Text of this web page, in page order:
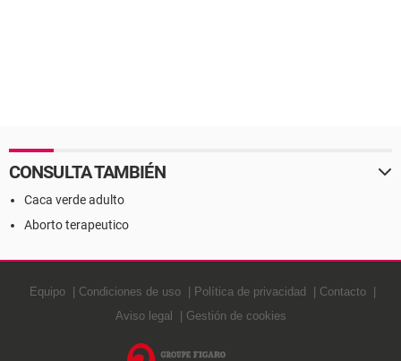
CONSULTA TAMBIÉN
Caca verde adulto
Aborto terapeutico
Equipo Condiciones de uso Política de privacidad
Contacto
Aviso legal
Gestión de cookies